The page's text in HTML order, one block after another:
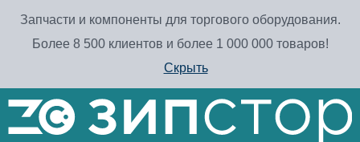
Запчасти и компоненты для торгового оборудования.
Более 8 500 клиентов и более 1 000 000 товаров!
Скрыть